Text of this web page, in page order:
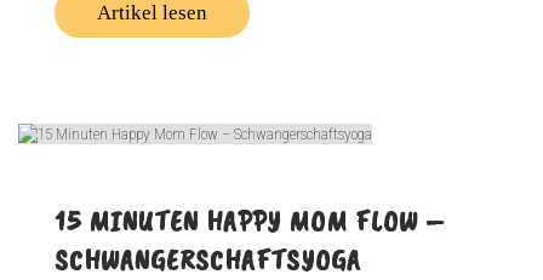
Artikel lesen
15 MINUTEN HAPPY MOM FLOW –
SCHWANGERSCHAFTSYOGA